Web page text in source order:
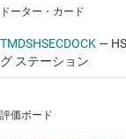
ドーター・カード
TMDSHSECDOCK —
グ ステーション
評価ボード